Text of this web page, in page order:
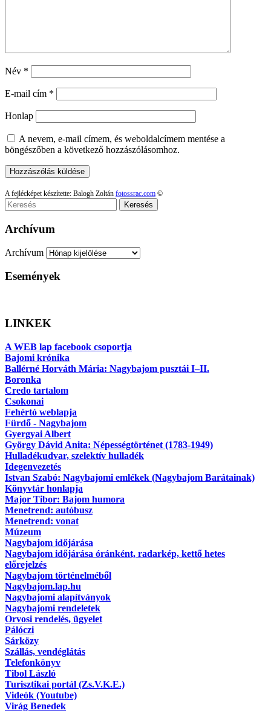
Név *
E-mail cím *
Honlap
A nevem, e-mail címem, és weboldalcímem mentése a
böngészőben a következő hozzászólásomhoz.
A fejlécképet készítette: Balogh Zoltán fotossrac.com ©
Keresés
Archívum
Archívum
Események
LINKEK
A WEB lap facebook csoportja
Bajomi krónika
Ballérné Horváth Mária: Nagybajom pusztái I–II.
Boronka
Credo tartalom
Csokonai
Fehértó weblapja
Fürdő - Nagybajom
Gyergyai Albert
György Dávid Anita: Népességtörténet (1783-1949)
Hulladékudvar, szelektív hulladék
Idegenvezetés
Istvan Szabó: Nagybajomi emlékek (Nagybajom Barátainak)
Könyvtár honlapja
Major Tibor: Bajom humora
Menetrend: autóbusz
Menetrend: vonat
Múzeum
Nagybajom időjárása
Nagybajom időjárása óránként, radarkép, kettő hetes
előrejelzés
Nagybajom történelméből
Nagybajom.lap.hu
Nagybajomi alapítványok
Nagybajomi rendeletek
Orvosi rendelés, ügyelet
Pálóczi
Sárközy
Szállás, vendéglátás
Telefonkönyv
Tibol László
Turisztikai portál (Zs.V.K.E.)
Videók (Youtube)
Virág Benedek